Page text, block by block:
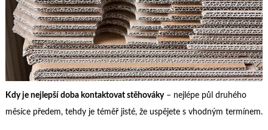
Kdy je nejlepší doba kontaktovat stěhováky– nejlépe půl druhého
měsíce předem, tehdy je téměř jisté, že uspějete s vhodným termínem.